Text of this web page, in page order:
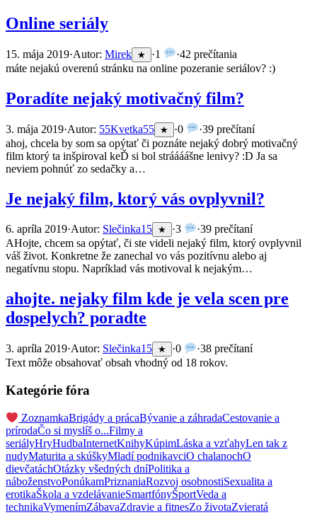
Online seriály
15. mája 2019·Autor: Mirek ★ ·1 ·42 prečítania
máte nejakú overenú stránku na online pozeranie seriálov? :)
Poradíte nejaký motivačný film?
3. mája 2019·Autor: 55Kvetka55 ★ ·0 ·39 prečítaní
ahoj, chcela by som sa opýtať či poznáte nejaký dobrý motivačný
film ktorý ta inšpiroval keĎ si bol stráááášne lenivy? :D Ja sa
neviem pohnúť zo sedačky a…
Je nejaký film, ktorý vás ovplyvnil?
6. apríla 2019·Autor: Slečinka15 ★ ·3 ·39 prečítaní
AHojte, chcem sa opýtať, či ste videli nejaký film, ktorý ovplyvnil
váš život. Konkretne že zanechal vo vás pozitívnu alebo aj
negatívnu stopu. Napríklad vás motivoval k nejakým…
ahojte. nejaky film kde je vela scen pre
dospelych? poradte
3. apríla 2019·Autor: Slečinka15 ★ ·0 ·38 prečítaní
Text môže obsahovať obsah vhodný od 18 rokov.
Kategórie fóra
ZoznamkaBrigády a prácaBývanie a záhradaCestovanie a
prírodaČo si myslíš o...Filmy a
seriályHryHudbaInternetKnihyKúpimLáska a vzťahyLen tak z
nudyMaturita a skúškyMladí podnikavciO chalanochO
dievčatáchOtázky všedných dníPolitika a
náboženstvoPonúkamPriznaniaRozvoj osobnostiSexualita a
erotikaŠkola a vzdelávanieSmartfónyŠportVeda a
technikaVymenímZábavaZdravie a fitnesZo životaZvieratá